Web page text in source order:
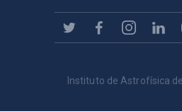
Instituto de Astrofísica